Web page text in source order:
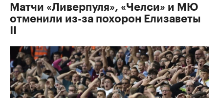
Матчи «Ливерпуля», «Челси» и МЮ
отменили из-за похорон Елизаветы